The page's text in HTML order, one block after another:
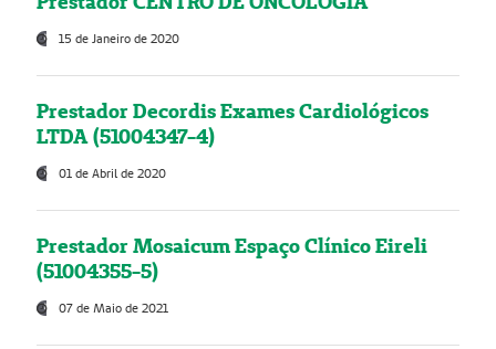
15 de Janeiro de 2020
Prestador Decordis Exames Cardiológicos
LTDA (51004347-4)
01 de Abril de 2020
Prestador Mosaicum Espaço Clínico Eireli
(51004355-5)
07 de Maio de 2021